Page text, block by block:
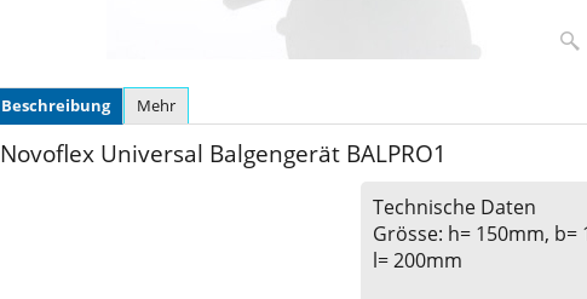
Beschreibung Mehr
Novoflex Universal Balgengerät BALPRO1
Technische Daten
Grösse: h= 150mm, b=
l= 200mm